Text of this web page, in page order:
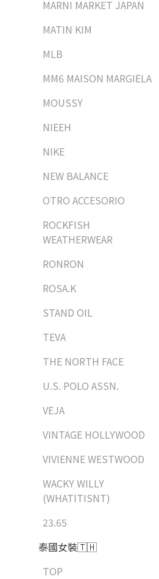
MARNI MARKET JAPAN
MATIN KIM
MLB
MM6 MAISON MARGIELA
MOUSSY
NIEEH
NIKE
NEW BALANCE
OTRO ACCESORIO
ROCKFISH
WEATHERWEAR
RONRON
ROSA.K
STAND OIL
TEVA
THE NORTH FACE
U.S. POLO ASSN.
VEJA
VINTAGE HOLLYWOOD
VIVIENNE WESTWOOD
WACKY WILLY
(WHATITISNT)
23.65
泰國女裝🇹🇭
TOP